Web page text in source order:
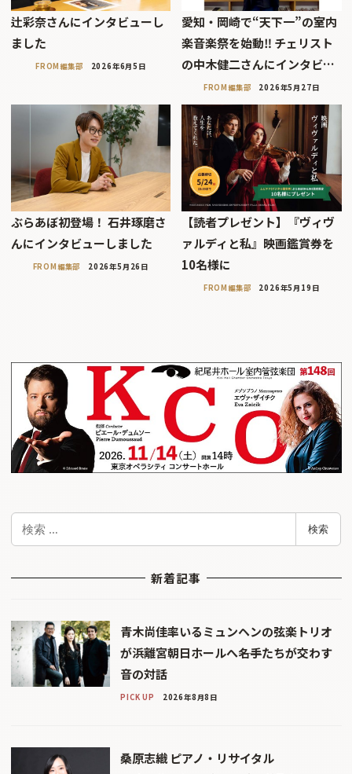
辻彩奈さんにインタビューし
ました
FROM編集部 2026年6月5日
愛知・岡崎で“天下一”の室内
楽音楽祭を始動‼ チェリスト
の中木健二さんにインタビ…
FROM編集部 2026年5月27日
ぶらあぼ初登場！ 石井琢磨さ
んにインタビューしました
FROM編集部 2026年5月26日
【読者プレゼント】『ヴィヴ
ァルディと私』映画鑑賞券を
10名様に
FROM編集部 2026年5月19日
検
検索
新着記事
青木尚佳率いるミュンヘンの弦楽トリオ
が浜離宮朝日ホールへ――名手たちが交わす
音の対話
PICK UP 2026年8月8日
桑原志織 ピアノ・リサイタル